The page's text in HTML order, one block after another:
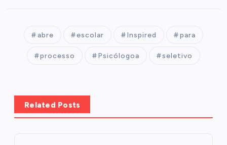
abre escolar Inspired para
processo Psicólogoa seletivo
Related Posts